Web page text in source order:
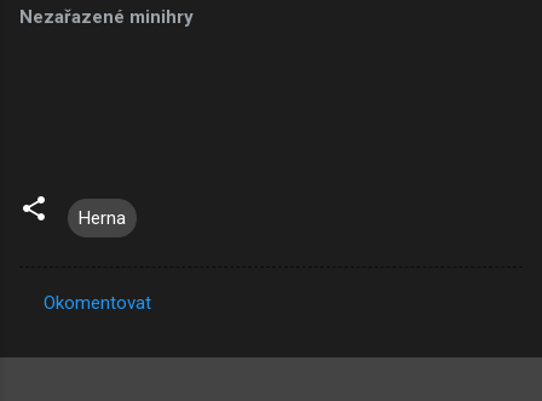
Nezařazené minihry
Herna
o
Okomentovat